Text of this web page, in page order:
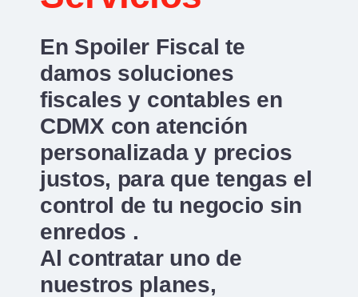
En Spoiler Fiscal te
damos soluciones
fiscales y contables en
CDMX con atención
personalizada y precios
justos, para que tengas el
control de tu negocio sin
enredos .
Al contratar uno de
nuestros planes,